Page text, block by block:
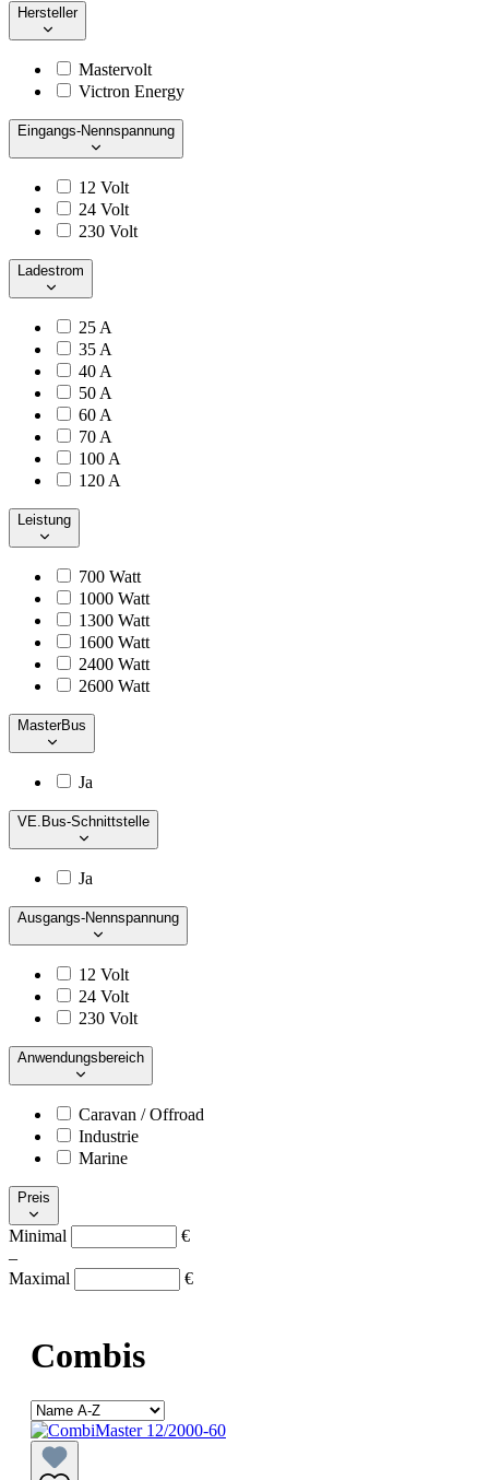
Hersteller
Mastervolt
Victron Energy
Eingangs-Nennspannung
12 Volt
24 Volt
230 Volt
Ladestrom
25 A
35 A
40 A
50 A
60 A
70 A
100 A
120 A
Leistung
700 Watt
1000 Watt
1300 Watt
1600 Watt
2400 Watt
2600 Watt
MasterBus
Ja
VE.Bus-Schnittstelle
Ja
Ausgangs-Nennspannung
12 Volt
24 Volt
230 Volt
Anwendungsbereich
Caravan / Offroad
Industrie
Marine
Preis
Minimal
€
–
Maximal
€
Combis